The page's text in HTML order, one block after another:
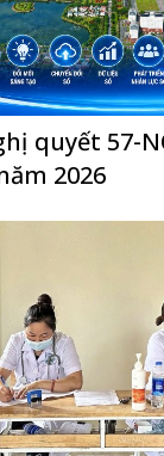
quyết 57-
2026